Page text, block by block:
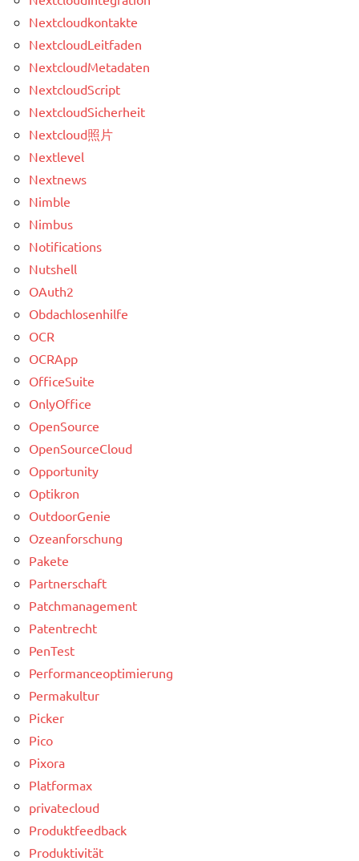
Nextcloudkontakte
NextcloudLeitfaden
NextcloudMetadaten
NextcloudScript
NextcloudSicherheit
Nextcloud照片
Nextlevel
Nextnews
Nimble
Nimbus
Notifications
Nutshell
OAuth2
Obdachlosenhilfe
OCR
OCRApp
OfficeSuite
OnlyOffice
OpenSource
OpenSourceCloud
Opportunity
Optikron
OutdoorGenie
Ozeanforschung
Pakete
Partnerschaft
Patchmanagement
Patentrecht
PenTest
Performanceoptimierung
Permakultur
Picker
Pico
Pixora
Platformax
privatecloud
Produktfeedback
Produktivität